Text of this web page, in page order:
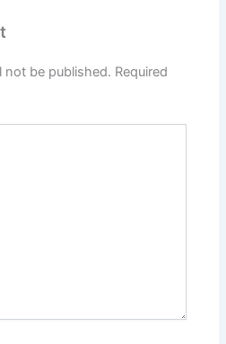
not be published. Required